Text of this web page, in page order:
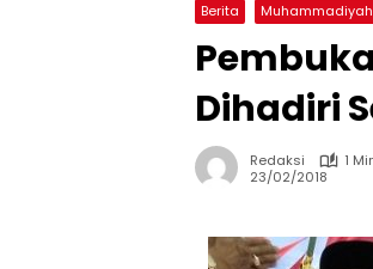
Berita Muhammadiyah
Dihadiri
Redaksi
1
23/02/2018